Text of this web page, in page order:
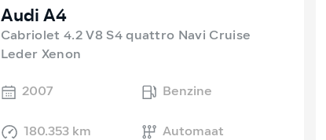
Audi A4
Cabriolet 4.2 V8 S4 quattro Navi Cruise
Leder Xenon
2007
Benzine
180.353 km Automaat